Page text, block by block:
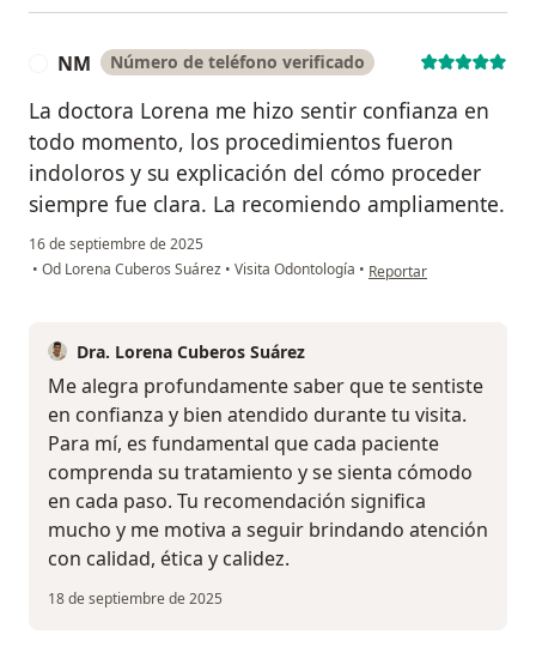
NM Número de teléfono verificado
La doctora Lorena me hizo sentir confianza en
todo momento, los procedimientos fueron
indoloros y su explicación del cómo proceder
siempre fue clara. La recomiendo ampliamente.
16 de septiembre de 2025
• Od Lorena Cuberos Suárez • Visita Odontología • en opinión del usuario
Reportar
Dra. Lorena Cuberos Suárez
Me alegra profundamente saber que te sentiste
en confianza y bien atendido durante tu visita.
Para mí, es fundamental que cada paciente
comprenda su tratamiento y se sienta cómodo
en cada paso. Tu recomendación significa
mucho y me motiva a seguir brindando atención
con calidad, ética y calidez.
18 de septiembre de 2025